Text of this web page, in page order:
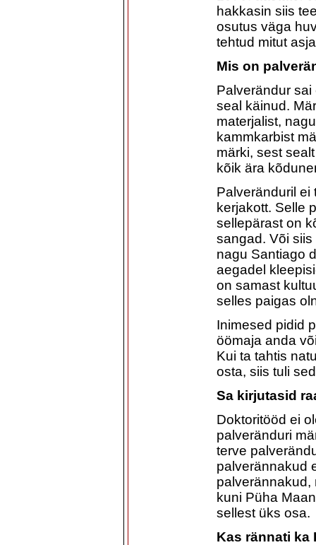
hakkasin siis
osutus väga
tehtud mitut
Mis on
Palverändur
seal käinud.
materjalist,
kammkarbist
märki, sest
kõik ära
Palveränduril ei
kerjakott. Selle
sellepärast on
sangad. Või
nagu Santiago
aegadel
on samast
selles paigas
Inimesed pidid
öömaja anda
Kui ta tahtis
osta, siis tuli
Sa kirjutasid
Doktoritööd ei
palveränduri
terve
palverännakud
palverännakud,
kuni Püha
sellest üks osa.
Kas rännati ka